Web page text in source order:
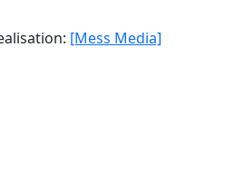
[Mess Media]